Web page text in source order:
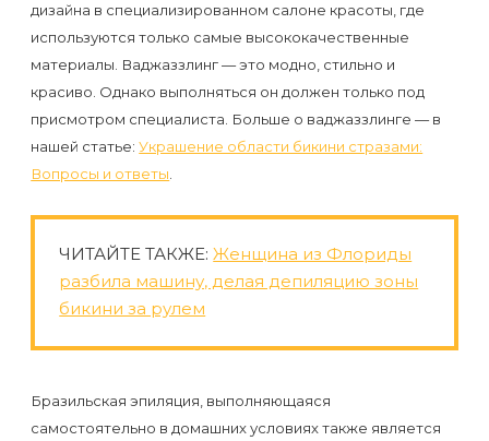
или
сахаром
воска
для
депиляции
Эпиляция
или
дизайна в специализированном салоне красоты, где
используются только самые высококачественные
материалы. Ваджаззлинг — это модно, стильно и
красиво. Однако выполняться он должен только под
присмотром специалиста. Больше о ваджаззлинге — в
нашей статье:Украшение области бикини стразами:
Вопросы и ответы
ЧИТАЙТЕ ТАКЖЕ:Женщина из Флориды
разбила машину, делая депиляцию зоны
бикини за рулем
Бразильская эпиляция, выполняющаяся
самостоятельно в домашних условиях также является